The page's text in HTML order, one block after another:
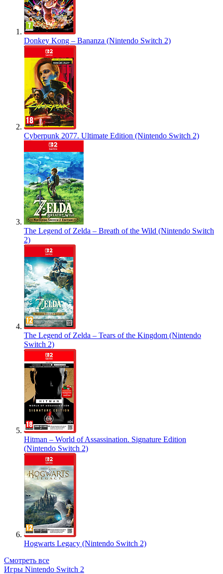
Donkey Kong – Bananza (Nintendo Switch 2)
Cyberpunk 2077. Ultimate Edition (Nintendo Switch 2)
The Legend of Zelda – Breath of the Wild (Nintendo Switch
2)
The Legend of Zelda – Tears of the Kingdom (Nintendo
Switch 2)
Hitman – World of Assassination. Signature Edition
(Nintendo Switch 2)
Hogwarts Legacy (Nintendo Switch 2)
Смотреть все
Игры Nintendo Switch 2